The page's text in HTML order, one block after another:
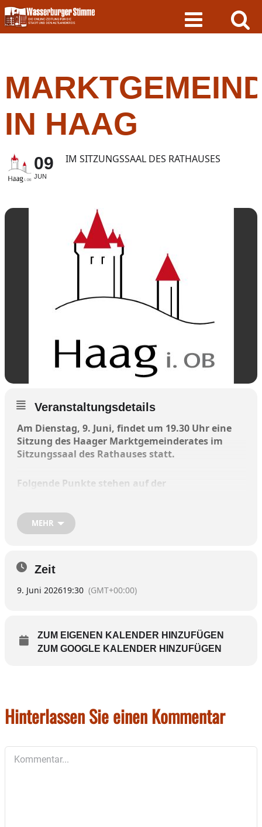
Skip
to
content
IN HAAG
09
JUN
IM SITZUNGSSAAL DES RATHAUSES
Veranstaltungsdetails
Am Dienstag, 9. Juni, findet um 19.30 Uhr eine
Sitzung des Haager Marktgemeinderates im
Sitzungssaal des Rathauses statt.
Folgende Punkte stehen auf der
Zehentstadel; Ausbau des Zehentstadels; Ostteil Bemusterung
Materialien Oberflächen
Großtagespflege Rosenzwergerl für
das Jahr 2026 – Genehmigung;
Ortsrecht; Satzung zur Regelung von Fragen des örtlichen
Geschäftsordnung für den Marktgemeinderat in der Wahlzeit
2026/2032
Kassenwesen; Bestellung von Frau Kretschmann zur
MEHR
Zeit
9. Juni 202619:30 (GMT+00:00)
ZUM EIGENEN KALENDER HINZUFÜGEN
ZUM GOOGLE KALENDER HINZUFÜGEN
Hinterlassen Sie einen Kommentar